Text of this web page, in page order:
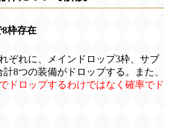
8枠存在
ぞれに、メインドロップ3枠、サブ
8つの装備がドロップする。また、
ドロップするわけではなく確率でド